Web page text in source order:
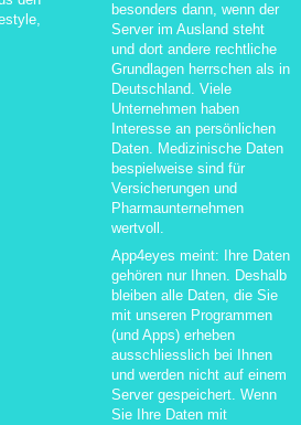
besonders dann, wenn der
Server im Ausland steht
und dort andere rechtliche
Grundlagen herrschen als in
Deutschland. Viele
Unternehmen haben
Interesse an persönlichen
Daten. Medizinische Daten
bespielweise sind für
Versicherungen und
Pharmaunternehmen
wertvoll.
App4eyes meint: Ihre Daten
gehören nur Ihnen. Deshalb
bleiben alle Daten, die Sie
mit unseren Programmen
(und Apps) erheben
ausschliesslich bei Ihnen
und werden nicht auf einem
Server gespeichert. Wenn
Sie Ihre Daten mit